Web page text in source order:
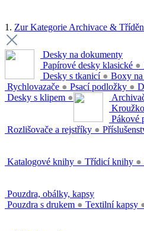
1. Zur Kategorie Archivace &
Desky na dokumenty
Papírové desky klasické ●
Desky s tkanicí ● Boxy
Rychlovazače ● Psací podložky ●
Desky s klipem ●
Pákové
Rozlišovače a rejstříky ●
Katalogové knihy ● Třídicí knihy ●
Pouzdra, obálky, kapsy
Pouzdra s drukem ● Textilní kapsy